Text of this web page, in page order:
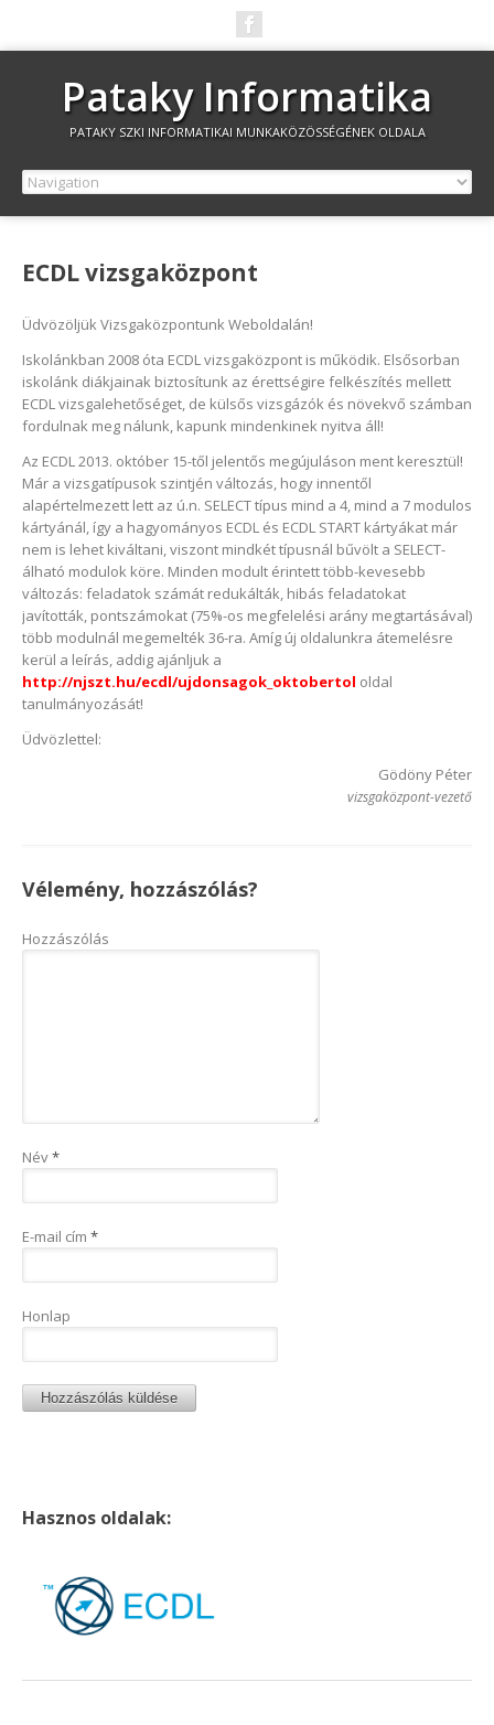
Pataky Informatika
PATAKY SZKI INFORMATIKAI MUNKAKÖZÖSSÉGÉNEK OLDALA
ECDL vizsgaközpont
Üdvözöljük Vizsgaközpontunk Weboldalán!
Iskolánkban 2008 óta ECDL vizsgaközpont is működik. Elsősorban
iskolánk diákjainak biztosítunk az érettségire felkészítés mellett
ECDL vizsgalehetőséget, de külsős vizsgázók és növekvő számban
fordulnak meg nálunk, kapunk mindenkinek nyitva áll!
Az ECDL 2013. október 15-től jelentős megújuláson ment keresztül!
Már a vizsgatípusok szintjén változás, hogy innentől
alapértelmezett lett az ú.n. SELECT típus mind a 4, mind a 7 modulos
kártyánál, így a hagyományos ECDL és ECDL START kártyákat már
nem is lehet kiváltani, viszont mindkét típusnál bűvölt a SELECT-
álható modulok köre. Minden modult érintett több-kevesebb
változás: feladatok számát redukálták, hibás feladatokat
javították, pontszámokat (75%-os megfelelési arány megtartásával)
több modulnál megemelték 36-ra. Amíg új oldalunkra átemelésre
kerül a leírás, addig ajánljuk a
http://njszt.hu/ecdl/ujdonsagok_oktobertol oldal
tanulmányozását!
Üdvözlettel:
Gödöny Péter
vizsgaközpont-vezető
Vélemény, hozzászólás?
Hozzászólás
Név*
E-mail cím *
Honlap
Hasznos oldalak: